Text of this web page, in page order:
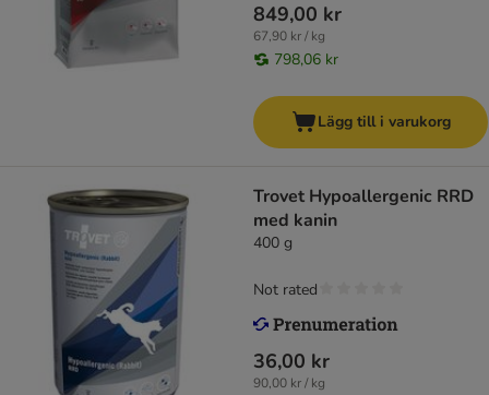
849,00 kr
67,90 kr / kg
798,06 kr
Lägg till i varukorg
Trovet Hypoallergenic RRD
med kanin
400 g
36,00 kr
90,00 kr / kg
Not rated